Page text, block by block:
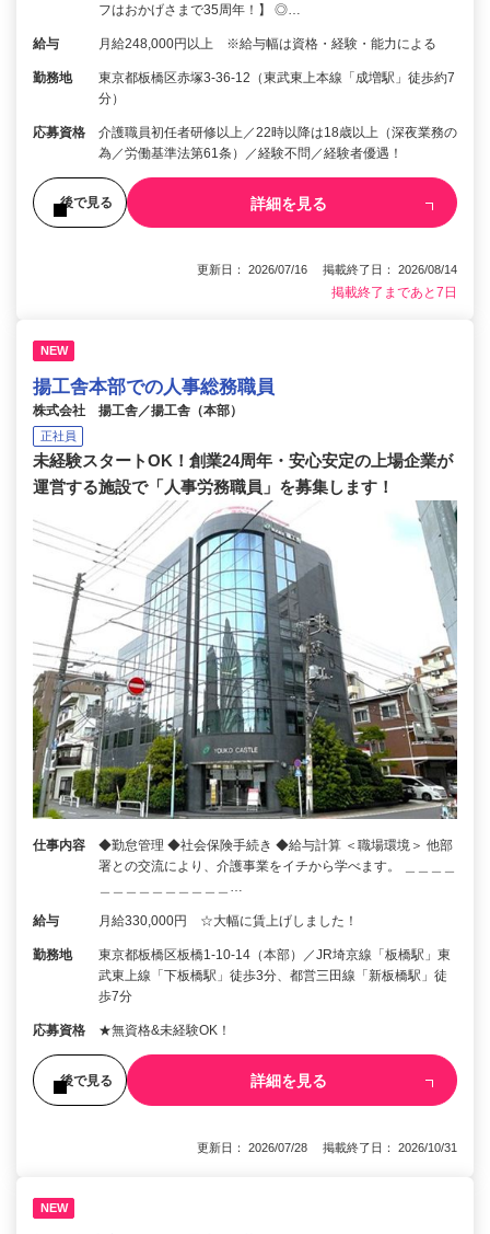
フはおかげさまで35周年！】 ◎…
給与 月給248,000円以上 ※給与幅は資格・経験・能力による
勤務地
東京都板橋区赤塚3-36-12（東武東上本線「成増駅」徒歩約7
分）
応募資格
介護職員初任者研修以上／22時以降は18歳以上（深夜業務の
為／労働基準法第61条）／経験不問／経験者優遇！
後で見る 詳細を見る
更新日： 2026/07/16 掲載終了日： 2026/08/14
掲載終了まであと7日
NEW
揚工舎本部での人事総務職員
株式会社 揚工舎／揚工舎（本部）
正社員
未経験スタートOK！創業24周年・安心安定の上場企業が
運営する施設で「人事労務職員」を募集します！
仕事内容
◆勤怠管理 ◆社会保険手続き ◆給与計算 ＜職場環境＞ 他部
署との交流により、介護事業をイチから学べます。 ＿＿＿＿
＿＿＿＿＿＿＿＿＿＿…
給与 月給330,000円 ☆大幅に賃上げしました！
勤務地
東京都板橋区板橋1-10-14（本部）／JR埼京線「板橋駅」東
武東上線「下板橋駅」徒歩3分、都営三田線「新板橋駅」徒
歩7分
応募資格 ★無資格&未経験OK！
後で見る 詳細を見る
更新日： 2026/07/28 掲載終了日： 2026/10/31
NEW